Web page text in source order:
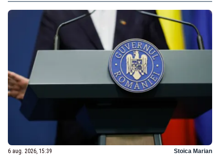
6 aug. 2026, 15:39 Stoica Marian